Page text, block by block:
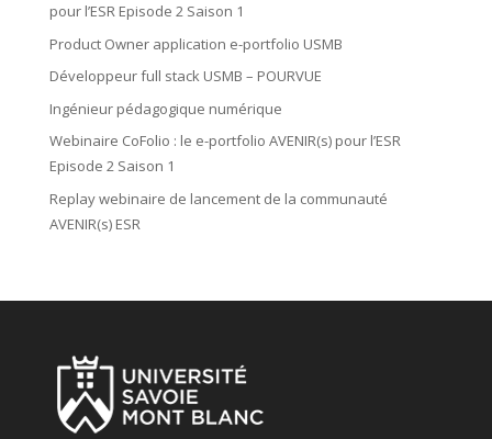
pour l’ESR Episode 2 Saison 1
Product Owner application e-portfolio USMB
Développeur full stack USMB – POURVUE
Ingénieur pédagogique numérique
Webinaire CoFolio : le e-portfolio AVENIR(s) pour l’ESR
Episode 2 Saison 1
Replay webinaire de lancement de la communauté
AVENIR(s) ESR